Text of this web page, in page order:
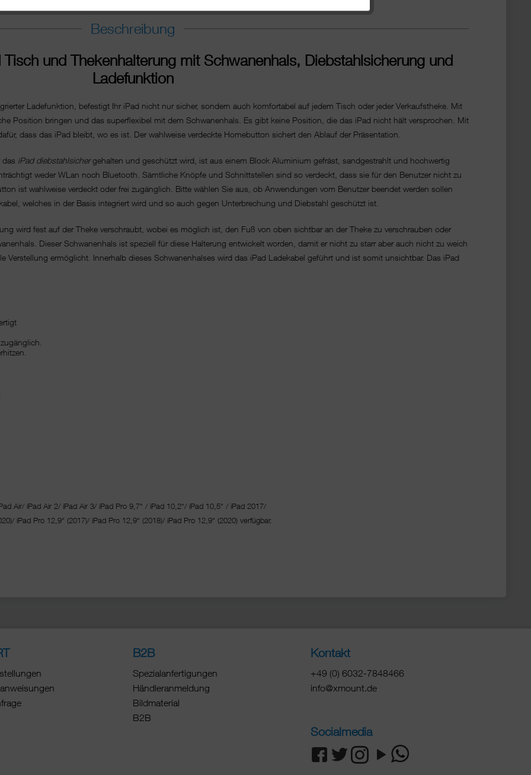
Beschreibung
und Thekenhalterung mit Schwanenhals, Diebstahlsicherung und
Ladefunktion
Ladefunktion, befestigt Ihr iPad nicht nur sicher, sondern auch komfortabel auf jedem Tisch oder jeder Verkaufstheke. Mit
Position bringen und das superflexibel mit dem Schwanenhals. Es gibt keine Position, die das iPad nicht hält versprochen. Mit
dass das iPad bleibt, wo es ist. Der wahlweise verdeckte Homebutton sichert den Ablauf der Präsentation.
das iPad diebstahlsichergehalten und geschützt wird, ist aus einem Block Aluminium gefräst, sandgestrahlt und hochwertig
weder WLan noch Bluetooth. Sämtliche Knöpfe und Schnittstellen sind so verdeckt, dass sie für den Benutzer nicht zu
ist wahlweise verdeckt oder frei zugänglich. Bitte wählen Sie aus, ob Anwendungen vom Benutzer beendet werden sollen
welches in der Basis integriert wird und so auch gegen Unterbrechung und Diebstahl geschützt ist.
wird fest auf der Theke verschraubt, wobei es möglich ist, den Fuß von oben sichtbar an der Theke zu verschrauben oder
Dieser Schwanenhals ist speziell für diese Halterung entwickelt worden, damit er nicht zu starr aber auch nicht zu weich
Verstellung ermöglicht. Innerhalb dieses Schwanenhalses wird das iPad Ladekabel geführt und ist somit unsichtbar. Das iPad
Air/ iPad Air 2/ iPad Air 3/ iPad Pro 9,7“ / iPad 10,2“/ iPad 10,5“ / iPad 2017/
iPad Pro 12,9“ (2017)/ iPad Pro 12,9“ (2018)/ iPad Pro 12,9“ (2020) verfügbar.
B2B
Spezialanfertigungen
Händleranmeldung
Bildmaterial
B2B
Kontakt
+49 (0) 6032-7848466
info@xmount.de
Socialmedia